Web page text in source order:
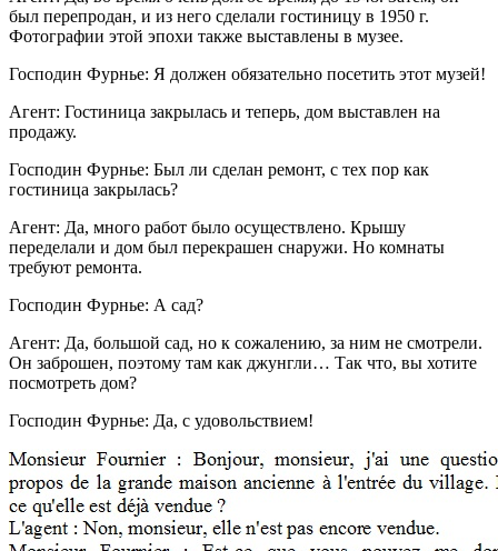
был перепродан, и из него сделали гостиницу в 1950 г.
Фотографии этой эпохи также выставлены в музее.
Господин Фурнье: Я должен обязательно посетить этот музей!
Агент: Гостиница закрылась и теперь, дом выставлен на
продажу.
Господин Фурнье: Был ли сделан ремонт, с тех пор как
гостиница закрылась?
Агент: Да, много работ было осуществлено. Крышу
переделали и дом был перекрашен снаружи. Но комнаты
требуют ремонта.
Господин Фурнье: А сад?
Агент: Да, большой сад, но к сожалению, за ним не смотрели.
Он заброшен, поэтому там как джунгли… Так что, вы хотите
посмотреть дом?
Господин Фурнье: Да, с удовольствием!